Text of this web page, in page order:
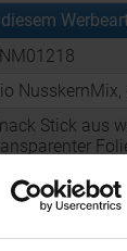
Stick aus
als Direktdruck in
bedruckbar.